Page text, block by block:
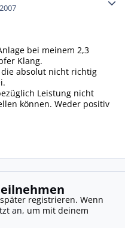
bei meinem 2,3
Klang.
absolut nicht richtig
Leistung nicht
können. Weder positiv
registrieren. Wenn
an, um mit deinem